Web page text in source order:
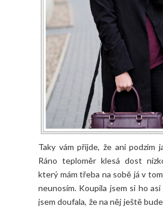
Taky vám přijde, že ani podzim
Ráno teploměr klesá dost
který mám třeba na sobě já v
neunosím. Koupila jsem si ho
jsem doufala, že na něj ještě